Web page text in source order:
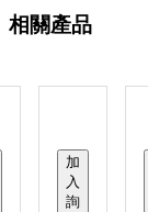
相關產品
加
入
詢